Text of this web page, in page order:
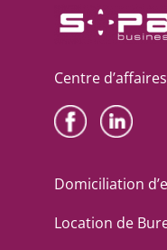
Centre
Domiciliation
Location de